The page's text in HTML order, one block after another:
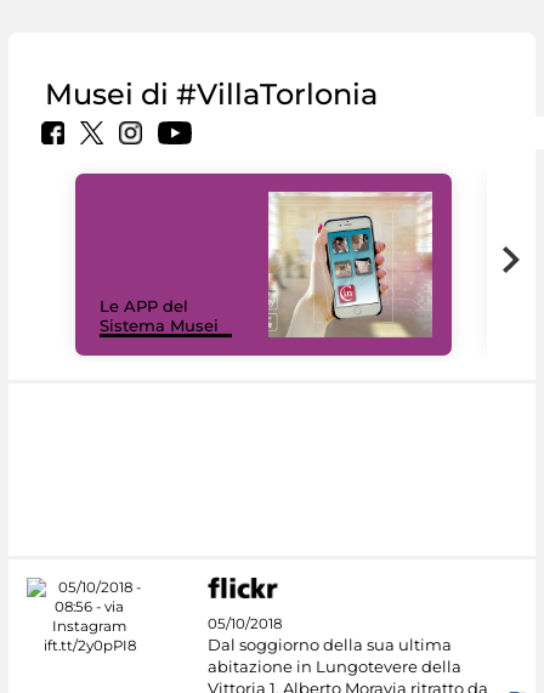
Musei di #VillaTorlonia
Le APP del
Sistema Musei
05/10/2018
Dal soggiorno della sua ultima
abitazione in Lungotevere della
Vittoria 1, Alberto Moravia ritratto da